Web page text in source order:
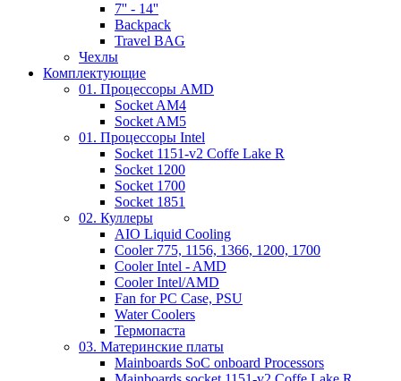
7'' - 14''
Backpack
Travel BAG
Чехлы
Комплектующие
01. Процессоры AMD
Socket AM4
Socket AM5
01. Процессоры Intel
Socket 1151-v2 Coffe Lake R
Socket 1200
Socket 1700
Socket 1851
02. Куллеры
AIO Liquid Cooling
Cooler 775, 1156, 1366, 1200, 1700
Cooler Intel - AMD
Cooler Intel/AMD
Fan for PC Case, PSU
Water Coolers
Термопаста
03. Материнские платы
Mainboards SoC onboard Processors